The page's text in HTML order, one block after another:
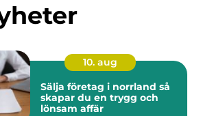
10. aug
Sälja företag i norrland så
skapar du en trygg och
lönsam affär